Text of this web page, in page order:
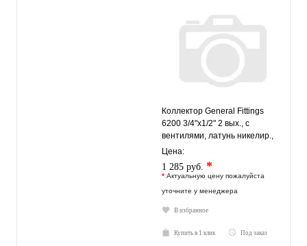
Коллектор General Fittings
6200 3/4"х1/2" 2 вых., c
вентилями, латунь никелир.,
синий регулятор
Цена:
1 285 руб. *
* Актуальную цену пожалуйста
уточните у менеджера
В избранное
Купить в 1 клик Под заказ